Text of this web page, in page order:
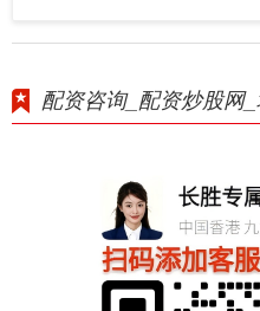
配资咨询_配资炒股网